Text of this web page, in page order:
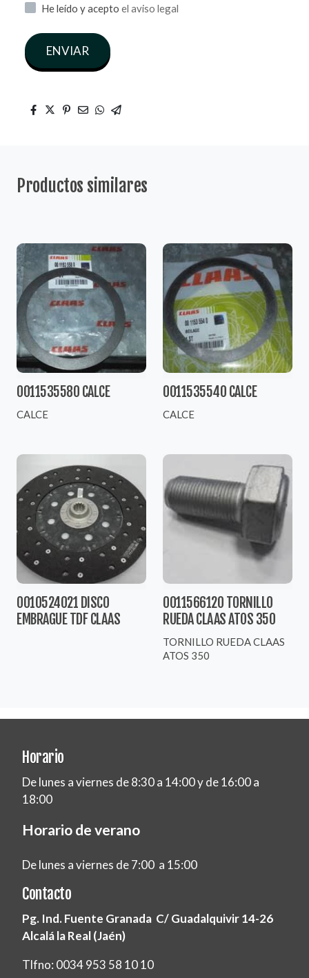
He leído y acepto el aviso legal
ENVIAR
Productos similares
0011535580 CALCE
CALCE
0011535540 CALCE
CALCE
0010524021 DISCO
EMBRAGUE TDF CLAAS
0011566120 TORNILLO
RUEDA CLAAS ATOS 350
TORNILLO RUEDA CLAAS
ATOS 350
Horario
De lunes a viernes de 8:30 a 14:00 y de 16:00 a
18:00
Horario de verano
De lunes a viernes de 7:00 a 15:00
Contacto
Pg. Ind. Fuente Granada C/ Guadalquivir 14-26
Alcalá la Real (Jaén)
Tlfno: 0034 953 58 10 10